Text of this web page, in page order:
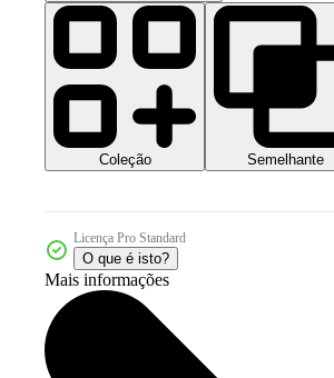
Coleção Semelhante
Licença Pro Standard
O que é isto?
Mais informações